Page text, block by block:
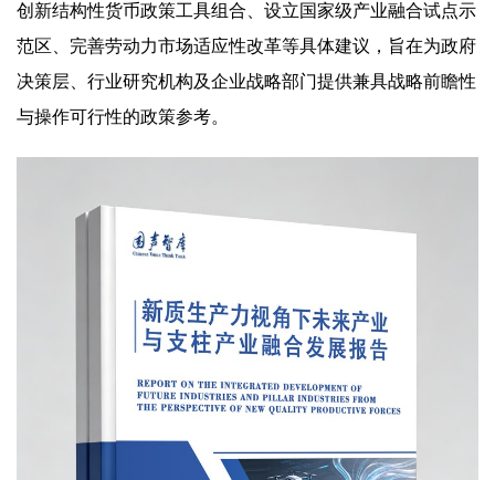
创新结构性货币政策工具组合、设立国家级产业融合试点示
范区、完善劳动力市场适应性改革等具体建议，旨在为政府
决策层、行业研究机构及企业战略部门提供兼具战略前瞻性
与操作可行性的政策参考。